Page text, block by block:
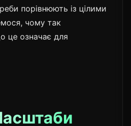
порівнюють із цілими
чому так
це означає для